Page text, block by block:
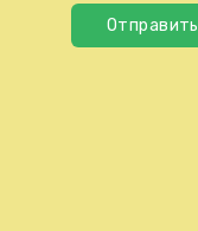
Отправить